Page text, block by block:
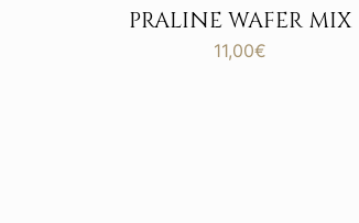
PRALINE WAFER MIX
11,00€